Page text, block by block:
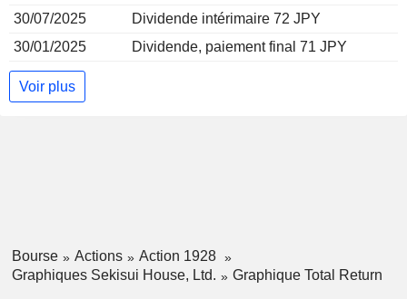
30/07/2025
Dividende intérimaire 72 JPY
30/01/2025
Dividende, paiement final 71 JPY
Voir plus
Bourse Actions
Action 1928
Graphiques Sekisui House, Ltd.
Graphique Total Return